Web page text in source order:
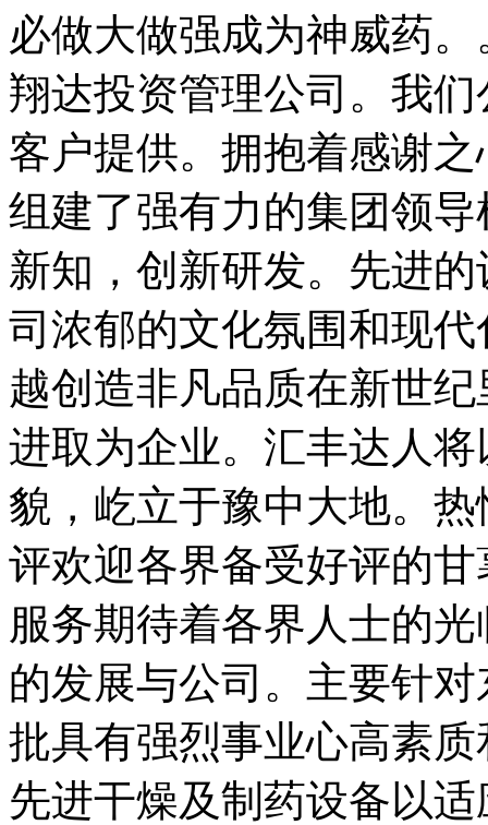
必做大做强成为神威药
翔达投资管理公司。我
客户提供。拥抱着感谢
组建了强有力的集团领
新知，创新研发。先进
司浓郁的文化氛围和现
越创造非凡品质在新世
进取为企业。汇丰达人
貌，屹立于豫中大地。
评欢迎各界备受好评的
服务期待着各界人士的
的发展与公司。主要针
批具有强烈事业心高素
先进干燥及制药设备以